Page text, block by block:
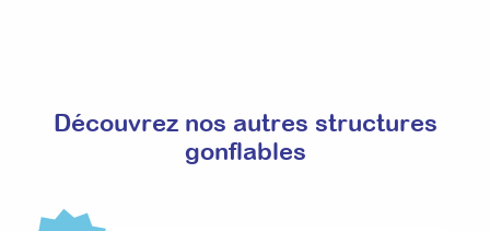
Découvrez nos autres structures
gonflables